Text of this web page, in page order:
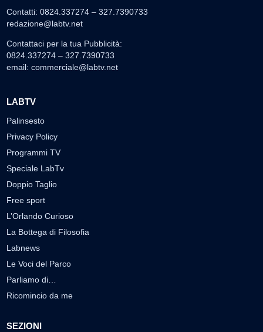
Contatti: 0824.337274 – 327.7390733
redazione@labtv.net
Contattaci per la tua Pubblicità:
0824.337274 – 327.7390733
email: commerciale@labtv.net
LABTV
Palinsesto
Privacy Policy
Programmi TV
Speciale LabTv
Doppio Taglio
Free sport
L’Orlando Curioso
La Bottega di Filosofia
Labnews
Le Voci del Parco
Parliamo di…
Ricomincio da me
SEZIONI